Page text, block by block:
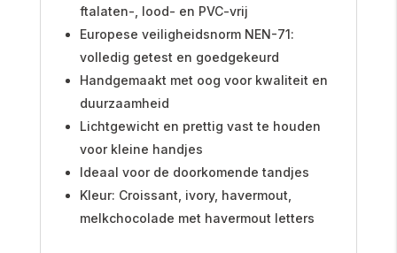
ftalaten-, lood- en PVC-vrij
Europese veiligheidsnorm NEN-71:
volledig getest en goedgekeurd
Handgemaakt met oog voor kwaliteit en
duurzaamheid
Lichtgewicht en prettig vast te houden
voor kleine handjes
Ideaal voor de doorkomende tandjes
Kleur: Croissant, ivory, havermout,
melkchocolade met havermout letters